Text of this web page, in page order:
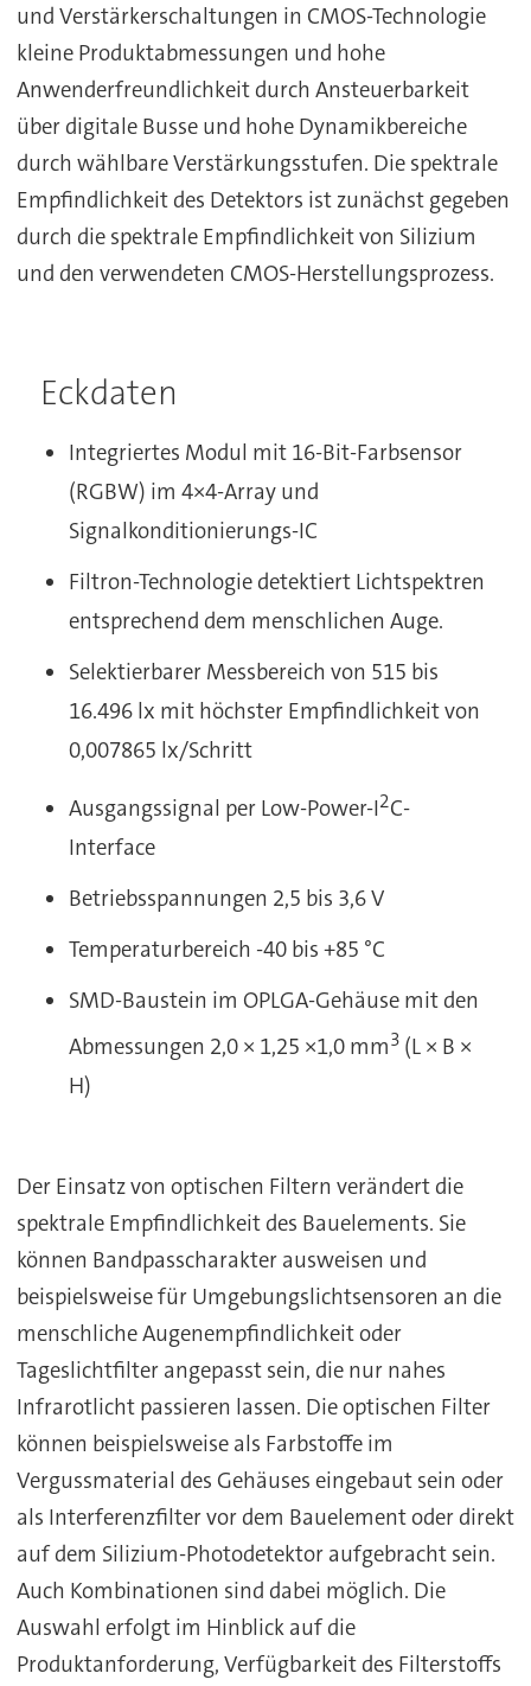
und Verstärkerschaltungen in CMOS-Technologie
kleine Produktabmessungen und hohe
Anwenderfreundlichkeit durch Ansteuerbarkeit
über digitale Busse und hohe Dynamikbereiche
durch wählbare Verstärkungsstufen. Die spektrale
Empfindlichkeit des Detektors ist zunächst gegeben
durch die spektrale Empfindlichkeit von Silizium
und den verwendeten CMOS-Herstellungsprozess.
Eckdaten
Integriertes Modul mit 16-Bit-Farbsensor
(RGBW) im 4×4-Array und
Signalkonditionierungs-IC
Filtron-Technologie detektiert Lichtspektren
entsprechend dem menschlichen Auge.
Selektierbarer Messbereich von 515 bis
16.496 lx mit höchster Empfindlichkeit von
0,007865 lx/Schritt
Ausgangssignal per Low-Power-I2C-
Interface
Betriebsspannungen 2,5 bis 3,6 V
Temperaturbereich -40 bis +85 °C
SMD-Baustein im OPLGA-Gehäuse mit den
Abmessungen 2,0 × 1,25 ×1,0 mm3 (L × B ×
H)
Der Einsatz von optischen Filtern verändert die
spektrale Empfindlichkeit des Bauelements. Sie
können Bandpasscharakter ausweisen und
beispielsweise für Umgebungslichtsensoren an die
menschliche Augenempfindlichkeit oder
Tageslichtfilter angepasst sein, die nur nahes
Infrarotlicht passieren lassen. Die optischen Filter
können beispielsweise als Farbstoffe im
Vergussmaterial des Gehäuses eingebaut sein oder
als Interferenzfilter vor dem Bauelement oder direkt
auf dem Silizium-Photodetektor aufgebracht sein.
Auch Kombinationen sind dabei möglich. Die
Auswahl erfolgt im Hinblick auf die
Produktanforderung, Verfügbarkeit des Filterstoffs